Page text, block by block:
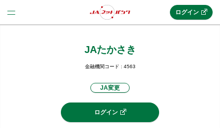
法人のお客様はこちら
新規申込み
ログイン
JAたかさき
金融機関コード : 4563
JA変更
ログイン